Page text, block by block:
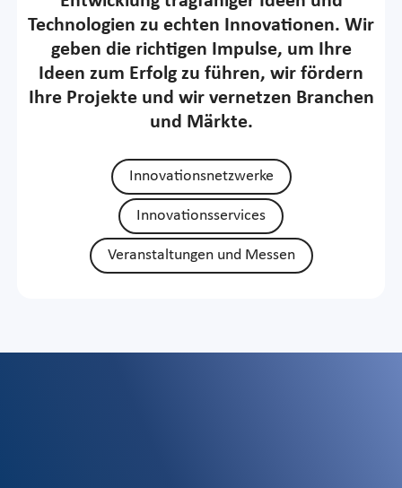
Technologien zu echten Innovationen. Wir
geben die richtigen Impulse, um Ihre
Ideen zum Erfolg zu führen, wir fördern
Ihre Projekte und wir vernetzen Branchen
und Märkte.
Innovationsnetzwerke
Innovationsservices
Veranstaltungen und Messen